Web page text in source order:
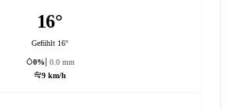
16°
Gefühlt 16°
0%
0.0 mm
9 km/h